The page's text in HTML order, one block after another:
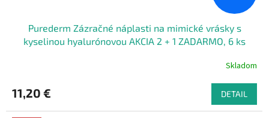
Purederm Zázračné náplasti na mimické vrásky s
kyselinou hyalurónovou AKCIA 2 + 1 ZADARMO, 6 ks
Skladom
11,20 € DETAIL